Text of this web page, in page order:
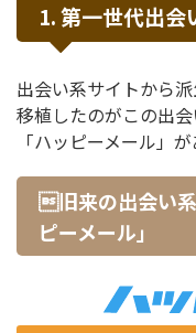
1. 第一世代出会
出会い系サイトから
移植したのがこの出
「ハッピーメール」が
旧来の出会い
ピーメール」